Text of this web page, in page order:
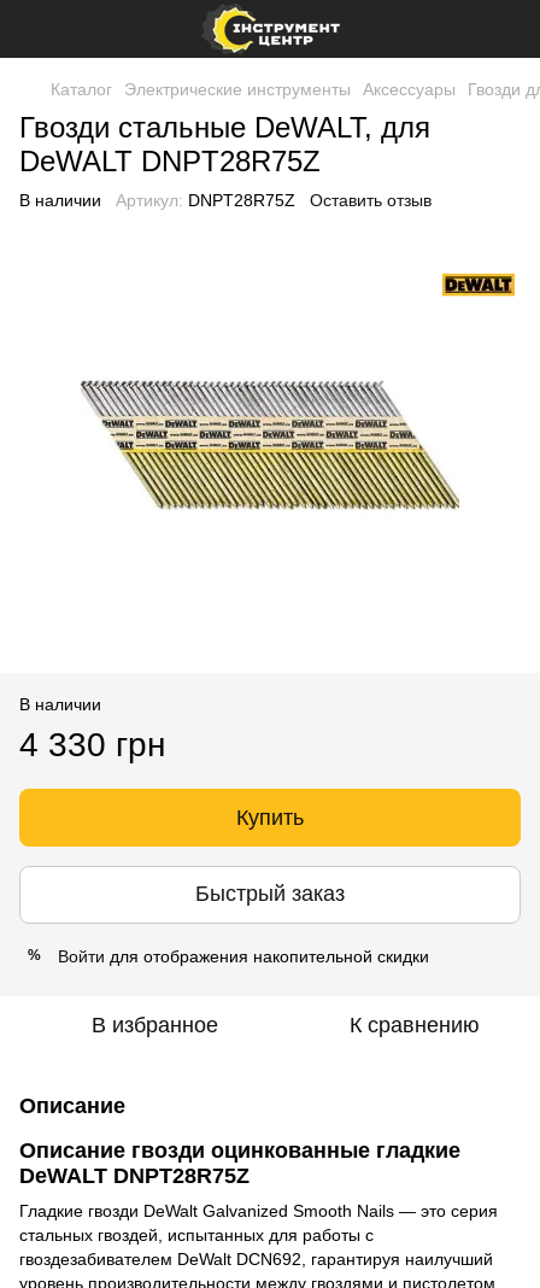
Каталог Электрические инструменты Аксессуары Гвозди
Гвозди стальные DeWALT, для
DeWALT DNPT28R75Z
В наличии Артикул: DNPT28R75Z Оставить отзыв
В наличии
4 330 грн
Купить
Быстрый заказ
% Войти для отображения накопительной скидки
В избранное К сравнению
Описание
Описание гвозди оцинкованные гладкие
DeWALT DNPT28R75Z
Гладкие гвозди DeWalt Galvanized Smooth Nails — это серия
стальных гвоздей, испытанных для работы с
гвоздезабивателем DeWalt DCN692, гарантируя наилучший
уровень производительности между гвоздями и пистолетом.